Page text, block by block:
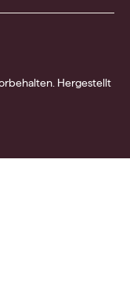
Hergestellt